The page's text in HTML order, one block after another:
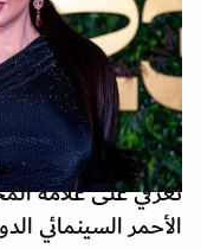
تعرفي على علامة
الأحمر السينمائي الدولي